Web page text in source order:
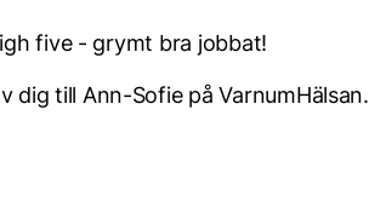
five - grymt bra jobbat!
dig till Ann-Sofie på VarnumHälsan.